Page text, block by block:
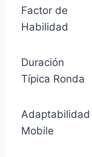
Factor de
Habilidad
Duración
Típica Ronda
Adaptabilidad
Mobile